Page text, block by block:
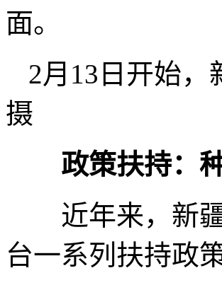
面。
2月13日开始，
摄
政策扶持：
近年来，新疆
台一系列扶持政